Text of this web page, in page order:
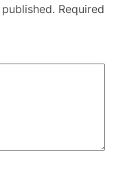
Required